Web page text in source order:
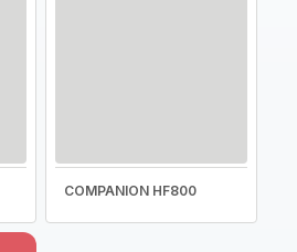
COMPANION HF800